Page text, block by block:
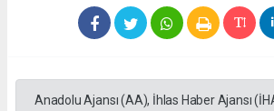
Anadolu Ajansı (AA), İhlas Haber Ajansı